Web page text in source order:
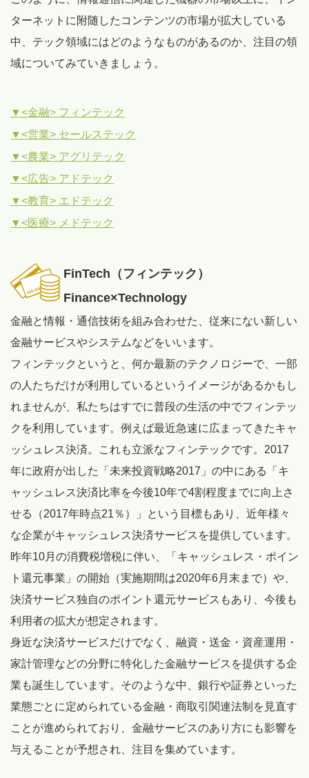
ターネットに附随したコンテンツの市場が拡大している
中、テック領域にはどのようなものがあるのか、注目の領
域についてみていきましょう。
▼<金融> フィンテック
▼<営業> セールステック
▼<農業> アグリテック
▼<広告> アドテック
▼<教育> エドテック
▼<医療> メドテック
FinTech（フィンテック）
Finance×Technology
金融と情報・通信技術を組み合わせた、従来にない新しい
金融サービスやシステムなどをいいます。
フィンテックというと、何か最新のテクノロジーで、一部
の人たちだけが利用しているというイメージがあるかもし
れませんが、私たちはすでに普段の生活の中でフィンテッ
クを利用しています。例えば最近急速に広まってきたキャ
ッシュレス決済。これも立派なフィンテックです。2017
年に政府が出した「未来投資戦略2017」の中にある「キ
ャッシュレス決済比率を今後10年で4割程度までに向上さ
せる（2017年時点21％）」という目標もあり、近年様々
な企業がキャッシュレス決済サービスを提供しています。
昨年10月の消費税増税に伴い、「キャッシュレス・ポイン
ト還元事業」の開始（実施期間は2020年6月末まで）や、
決済サービス独自のポイント還元サービスもあり、今後も
利用者の拡大が想定されます。
身近な決済サービスだけでなく、融資・送金・資産運用・
家計管理などの分野に特化した金融サービスを提供する企
業も誕生しています。そのような中、銀行や証券といった
業態ごとに定められている金融・商取引関連法制を見直す
ことが進められており、金融サービスのあり方にも影響を
与えることが予想され、注目を集めています。